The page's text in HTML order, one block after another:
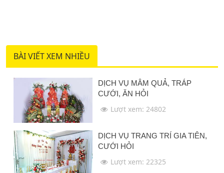
BÀI VIẾT XEM NHIỀU
DỊCH VỤ MÂM QUẢ, TRÁP
CƯỚI, ĂN HỎI
Lượt xem: 24802
DỊCH VỤ TRANG TRÍ GIA TIÊN,
CƯỚI HỎI
Lượt xem: 22325